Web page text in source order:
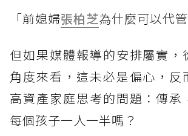
「前媳婦張柏芝為什麼可以代管
但如果媒體報導的安排屬實，
角度來看，這未必是偏心，反
高資產家庭思考的問題：傳承
每個孩子一人一半嗎？